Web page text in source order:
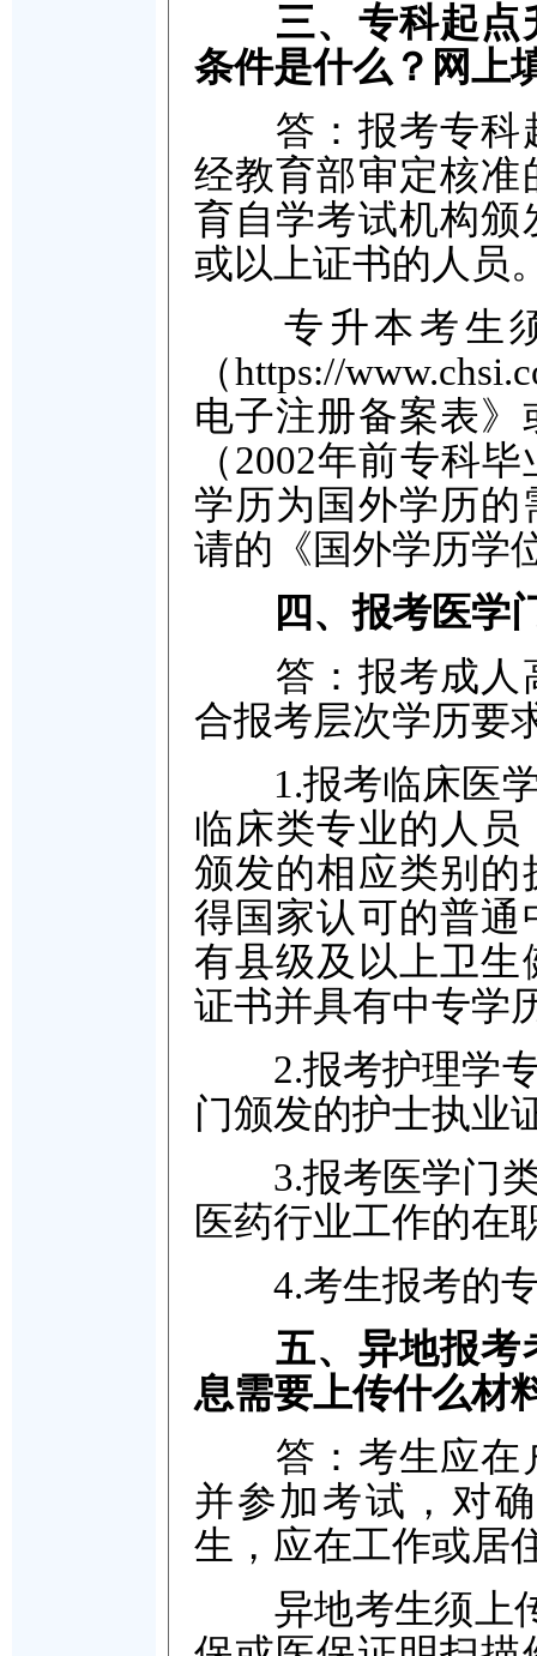
三、专科起点
条件是什么？网上
答：报考专科
经教育部审定核
育自学考试机构
或以上证书的人员
专升本考生须
（https://
电子注册备案表
（2002年前专科
学历为国外学历
请的《国外学历学
四、报考医学
答：报考成人
合报考层次学历要
1.报考临床医学
临床类专业的人
颁发的相应类别
得国家认可的普
有县级及以上卫
证书并具有中专学
2.报考护理学专
门颁发的护士执业
3.报考医学门类
医药行业工作的在
4.考生报考的专
五、异地报考
息需要上传什么材
答：考生应在
并参加考试，对
生，应在工作或居
异地考生须上传